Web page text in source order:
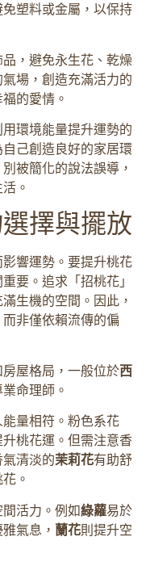
塑料或金屬，以保持
品，避免永生花、乾燥
場，創造充滿活力的
的愛情。
環境能量提升運勢的
己創造良好的家居環
被簡化的說法誤導，
。
擇與擺放
響運勢。要提升桃花
要。追求「招桃花」
生機的空間。因此，
非僅依賴流傳的偏
屋格局，一般位於西
命理師。
量相符。粉色系花
桃花運。但需注意香
清淡的茉莉花有助舒
。
活力。例如綠蘿易於
氣息， 蘭花則提升空